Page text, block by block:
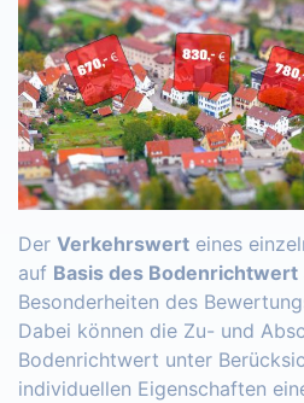
Der Verkehrswert eines
auf Basis des Bodenrichtwert
Besonderheiten des
Dabei können die Zu- und
Bodenrichtwert unter
individuellen Eigenschaften